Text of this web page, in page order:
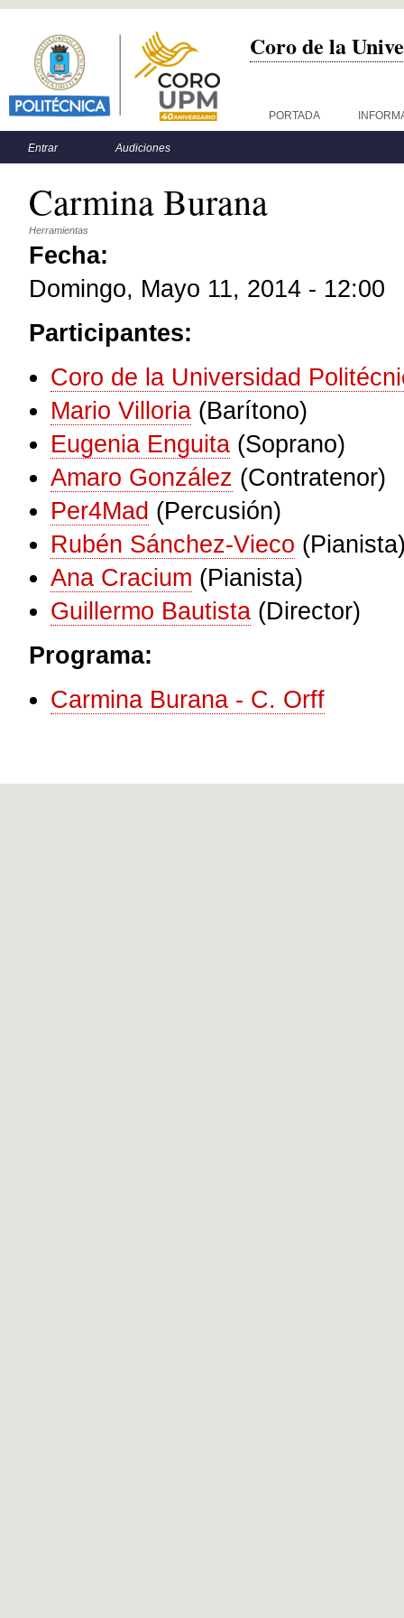
Coro de la
Menú principal PORTADA
Menú secundario
Entrar Audiciones
Carmina Burana
Herramientas
Fecha:
Domingo, Mayo 11, 2014 - 12:00
Participantes:
Coro de la Universidad
Mario Villoria (Barítono)
Eugenia Enguita (Soprano)
Amaro González (Contratenor)
Per4Mad (Percusión)
Rubén Sánchez-Vieco
Ana Cracium (Pianista)
Guillermo Bautista (Director)
Programa:
Carmina Burana - C. Orff